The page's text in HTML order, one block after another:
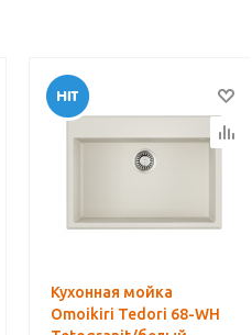
Кухонная мойка
Omoikiri Tedori 68-WH